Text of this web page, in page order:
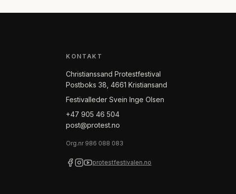
KONTAKT
Christianssand Protestfestival
Postboks 38, 4661 Kristiansand
Festivalleder Svein Inge Olsen
+47 905 46 504
post@protest.no
Org.nr 986 088 083
protestfestivalen.no